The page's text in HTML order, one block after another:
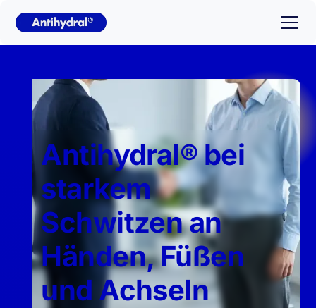
Antihydral® bei
starkem
Schwitzen an
Händen, Füßen
und Achseln